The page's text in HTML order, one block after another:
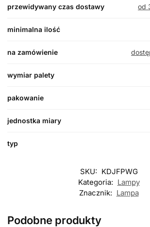
przewidywany czas dostawy od
minimalna ilość
na zamówienie
wymiar palety
pakowanie
jednostka miary
typ
SKU: KDJFPWG
Kategoria: Lampy
Znacznik: Lampa
Podobne produkty